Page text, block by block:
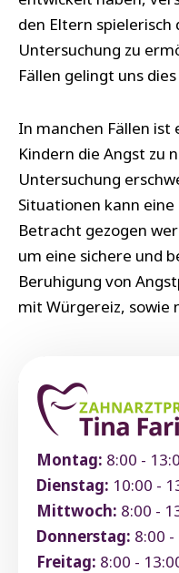
den Eltern
Untersuchung zu
Fällen gelingt uns
In manchen Fällen ist
Kindern die Angst zu
Untersuchung
Situationen kann
Betracht gezogen
um eine sichere und
Beruhigung von
mit Würgereiz, sowie
Montag: 8:00 -
Dienstag: 10:00 -
Mittwoch: 8:00 -
Donnerstag: 8:00
Freitag: 8:00 -